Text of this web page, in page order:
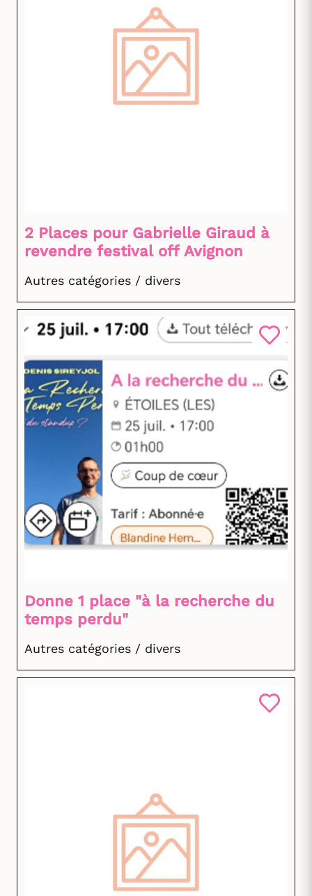
2 Places pour Gabrielle Giraud à
revendre festival off Avignon
Autres catégories / divers
Donne 1 place "à la recherche du
temps perdu"
Autres catégories / divers